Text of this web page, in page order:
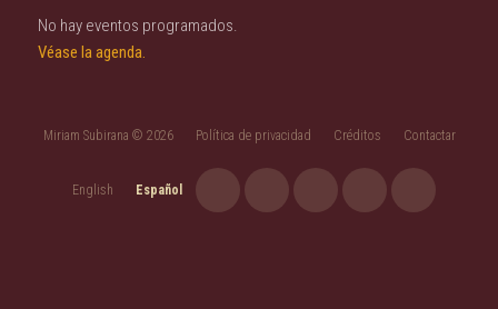
No hay eventos programados.
Véase la agenda.
Miriam Subirana © 2026 Política de privacidad Créditos Contactar
English Español